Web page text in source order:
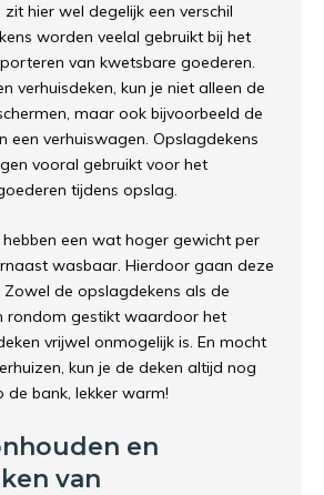
hier wel degelijk een verschil
worden veelal gebruikt bij het
van kwetsbare goederen.
verhuisdeken, kun je niet alleen de
maar ook bijvoorbeeld de
een verhuiswagen. Opslagdekens
vooral gebruikt voor het
tijdens opslag.
hebben een wat hoger gewicht per
wasbaar. Hierdoor gaan deze
Zowel de opslagdekens als de
rondom gestikt waardoor het
vrijwel onmogelijk is. En mocht
kun je de deken altijd nog
de bank, lekker warm!
en
van